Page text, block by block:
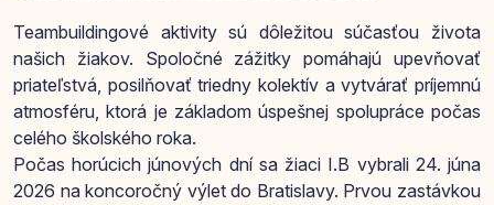
Teambuildingové aktivity sú dôležitou súčasťou života
našich žiakov. Spoločné zážitky pomáhajú upevňovať
priateľstvá, posilňovať triedny kolektív a vytvárať príjemnú
atmosféru, ktorá je základom úspešnej spolupráce počas
celého školského roka.
Počas horúcich júnových dní sa žiaci I.B vybrali 24. júna
2026 na koncoročný výlet do Bratislavy. Prvou zastávkou